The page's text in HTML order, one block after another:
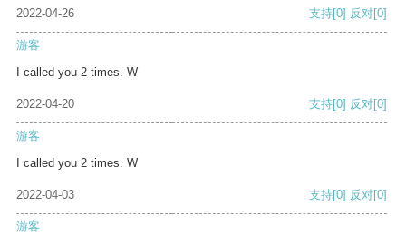
2022-04-26 支持[0] 反对[0]
游客
I called you 2 times. W
2022-04-20 支持[0] 反对[0]
游客
I called you 2 times. W
2022-04-03 支持[0] 反对[0]
游客